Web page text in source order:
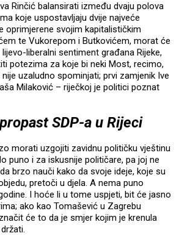
Rinčić balansirati između dvaju polova
koje uspostavljaju dvije najveće
oprimjerene svojim kapitalističkim
te Vukorepom i Butkovićem, morat će
liberalni sentiment građana Rijeke,
potezima za koje bi neki Most, recimo,
uzaludno spominjati; prvi zamjenik Ive
Milaković – riječkoj je politici poznat
SDP-a u Rijeci
morati uzgojiti zavidnu političku vještinu
puno i za iskusnije političare, pa joj ne
brzo nauči kako da svoje ideje, koje su
pretoči u djela. A nema puno
I hoće li u tome uspjeti, bit će jasno
ako kao Tomašević u Zagrebu
će to da je smjer kojim je krenula